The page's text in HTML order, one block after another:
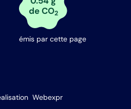
de CO2
émis par cette page
Webexpr